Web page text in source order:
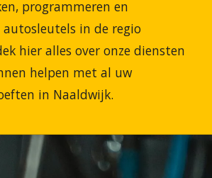
programmeren en
in de regio
hier alles over onze diensten
helpen met al uw
in Naaldwijk.